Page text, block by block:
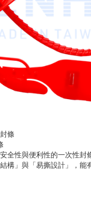
條
利性的一次性封條，專為需要臨時固
未經授權開啟，同時不需任何工具即可徒手拆除。適用於物流包